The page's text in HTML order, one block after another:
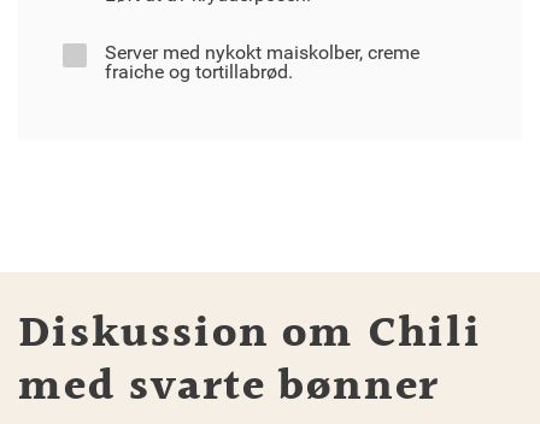
Server med nykokt maiskolber, creme
fraiche og tortillabrød.
Diskussion om Chili
med svarte bønner